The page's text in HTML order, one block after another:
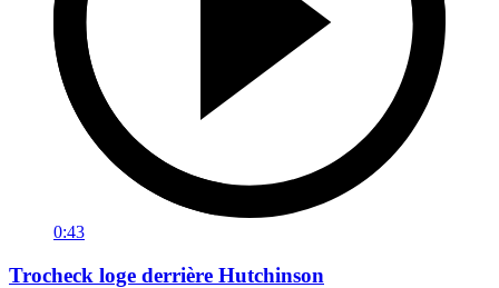
0:43
Trocheck loge derrière Hutchinson